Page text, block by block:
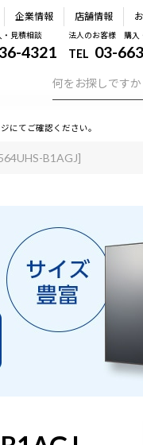
企業情報 店舗情報
見積相談
4321
法人のお客様 購入
TEL 03-
にてご確認ください。
B1AGJ]